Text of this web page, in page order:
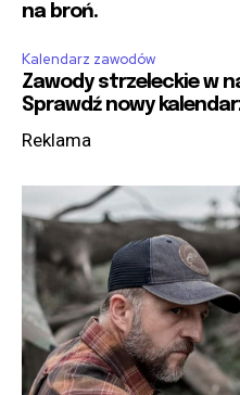
na broń.
Kalendarz zawodów
Zawody strzeleckie w
Sprawdź nowy
Reklama